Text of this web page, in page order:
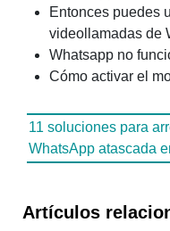
Entonces puedes
videollamadas de
Whatsapp no
Cómo activar el
11 soluciones para
WhatsApp atascada
Artículos